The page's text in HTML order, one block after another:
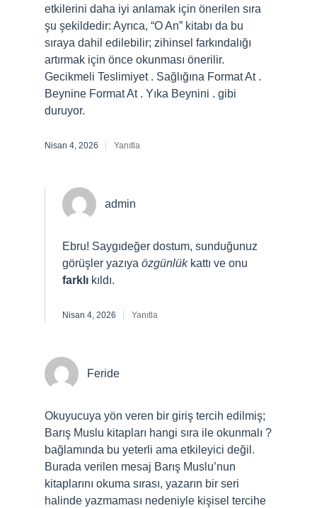
etkilerini daha iyi anlamak için önerilen sıra
şu şekildedir: Ayrıca, “O An” kitabı da bu
sıraya dahil edilebilir; zihinsel farkındalığı
artırmak için önce okunması önerilir.
Gecikmeli Teslimiyet . Sağlığına Format At .
Beynine Format At . Yıka Beynini . gibi
duruyor.
Nisan 4, 2026 Yanıtla
admin
Ebru! Saygıdeğer dostum, sunduğunuz
görüşler yazıya özgünlükkattı ve onu
farklı kıldı.
Nisan 4, 2026 Yanıtla
Feride
Okuyucuya yön veren bir giriş tercih edilmiş;
Barış Muslu kitapları hangi sıra ile okunmalı ?
bağlamında bu yeterli ama etkileyici değil.
Burada verilen mesaj Barış Muslu’nun
kitaplarını okuma sırası, yazarın bir seri
halinde yazmaması nedeniyle kişisel tercihe